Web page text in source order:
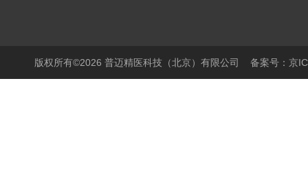
版权所有©2026 普迈精医科技（北京）有限公司 备案号：京